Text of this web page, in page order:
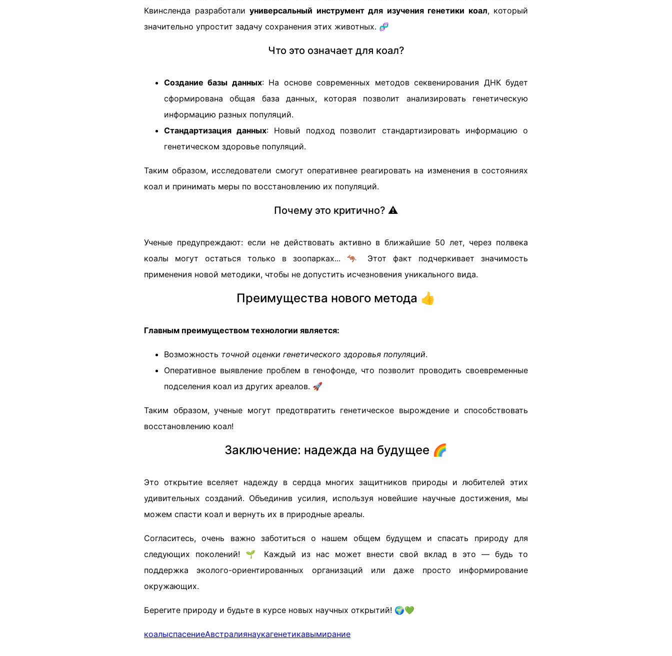
Квинсленда разработали универсальный инструмент для изучения генетики коал, который
значительно упростит задачу сохранения этих животных. 🧬
Что это означает для коал?
Создание базы данных: На основе современных методов секвенирования ДНК будет
сформирована общая база данных, которая позволит анализировать генетическую
информацию разных популяций.
Стандартизация данных: Новый подход позволит стандартизировать информацию о
генетическом здоровье популяций.
Таким образом, исследователи смогут оперативнее реагировать на изменения в состояниях
коал и принимать меры по восстановлению их популяций.
Почему это критично? ⚠️
Ученые предупреждают: если не действовать активно в ближайшие 50 лет, через полвека
коалы могут остаться только в зоопарках... 🦘 Этот факт подчеркивает значимость
применения новой методики, чтобы не допустить исчезновения уникального вида.
Преимущества нового метода 👍
Главным преимуществом технологии является:
Возможность точной оценки генетического здоровья популяций.
Оперативное выявление проблем в генофонде, что позволит проводить своевременные
подселения коал из других ареалов. 🚀
Таким образом, ученые могут предотвратить генетическое вырождение и способствовать
восстановлению коал!
Заключение: надежда на будущее 🌈
Это открытие вселяет надежду в сердца многих защитников природы и любителей этих
удивительных созданий. Объединив усилия, используя новейшие научные достижения, мы
можем спасти коал и вернуть их в природные ареалы.
Согласитесь, очень важно заботиться о нашем общем будущем и спасать природу для
следующих поколений! 🌱 Каждый из нас может внести свой вклад в это — будь то
поддержка эколого-ориентированных организаций или даже просто информирование
окружающих.
Берегите природу и будьте в курсе новых научных открытий! 🌍💚
коалыспасениеАвстралиянаукагенетикавымирание